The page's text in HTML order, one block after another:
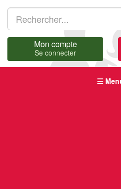
Mon compte
Se connecter